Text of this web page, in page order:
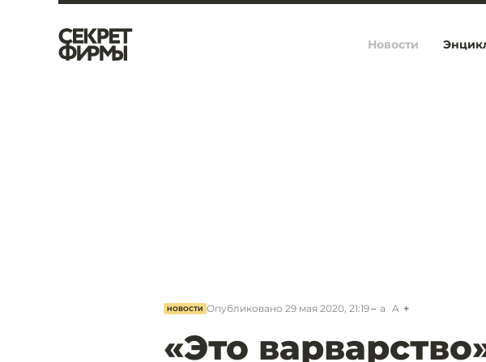
Новости
НОВОСТИ Опубликовано 29 мая 2020, 21:19 a A
«Это